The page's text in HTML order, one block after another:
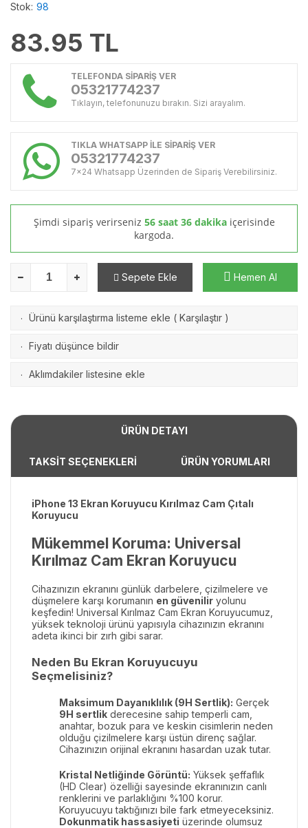
Stok: 98
83.95 TL
TELEFONDA SİPARİŞ VER
05321774237
Tıklayın, telefonunuzu bırakın. Sizi arayalım.
TIKLA WHATSAPP İLE SİPARİŞ VER
05321774237
7x24 Whatsapp Üzerinden de Sipariş Verebilirsiniz.
Şimdi sipariş verirseniz 56 saat 36 dakika içerisinde
kargoda.
Sepete Ekle Hemen Al
· Ürünü karşılaştırma listeme ekle ( Karşılaştır )
· Fiyatı düşünce bildir
· Aklımdakiler listesine ekle
ÜRÜN DETAYI
TAKSİT SEÇENEKLERİ ÜRÜN YORUMLARI
iPhone 13 Ekran Koruyucu Kırılmaz Cam Çıtalı
Koruyucu
Mükemmel Koruma: Universal
Kırılmaz Cam Ekran Koruyucu
Cihazınızın ekranını günlük darbelere, çizilmelere ve
düşmelere karşı korumanın en güvenilir yolunu
keşfedin! Universal Kırılmaz Cam Ekran Koruyucumuz,
yüksek teknoloji ürünü yapısıyla cihazınızın ekranını
adeta ikinci bir zırh gibi sarar.
Neden Bu Ekran Koruyucuyu
Seçmelisiniz?
Maksimum Dayanıklılık (9H Sertlik): Gerçek
9H sertlik derecesine sahip temperli cam,
anahtar, bozuk para ve keskin cisimlerin neden
olduğu çizilmelere karşı üstün direnç sağlar.
Cihazınızın orijinal ekranını hasardan uzak tutar.
Kristal Netliğinde Görüntü: Yüksek şeffaflık
(HD Clear) özelliği sayesinde ekranınızın canlı
renklerini ve parlaklığını %100 korur.
Koruyucuyu taktığınızı bile fark etmeyeceksiniz.
Dokunmatik hassasiyeti üzerinde olumsuz